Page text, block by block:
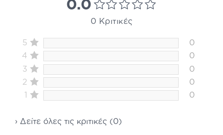
0.0
0 Κριτικές
5
0
4
0
3
0
2
0
1
0
› Δείτε όλες τις κριτικές (0)